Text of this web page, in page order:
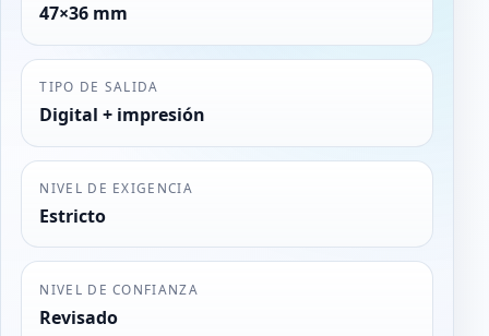
47×36 mm
TIPO DE SALIDA
Digital + impresión
NIVEL DE EXIGENCIA
Estricto
NIVEL DE CONFIANZA
Revisado